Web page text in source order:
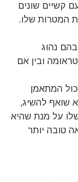
קשיים שונים
המטרות שלו.
נהוג
ובין אם
המתאמן
שואף להשיג,
על מנת שהיא
טובה יותר